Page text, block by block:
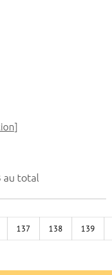
au total
137 138 139